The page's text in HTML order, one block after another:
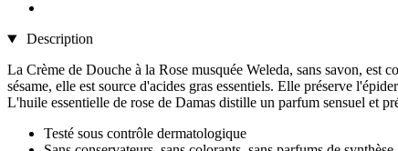
Description
La Crème de Douche à la Rose musquée Weleda, sans savon, est
sésame, elle est source d'acides gras essentiels. Elle préserve
L'huile essentielle de rose de Damas distille un parfum sensuel et
Testé sous contrôle dermatologique